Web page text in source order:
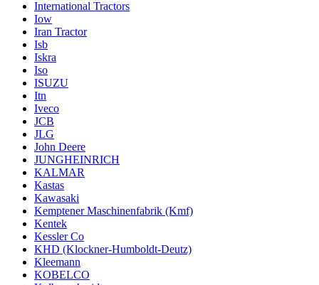
International Tractors
Iow
Iran Tractor
Isb
Iskra
Iso
ISUZU
Itn
Iveco
JCB
JLG
John Deere
JUNGHEINRICH
KALMAR
Kastas
Kawasaki
Kemptener Maschinenfabrik (Kmf)
Kentek
Kessler Co
KHD (Klockner-Humboldt-Deutz)
Kleemann
KOBELCO